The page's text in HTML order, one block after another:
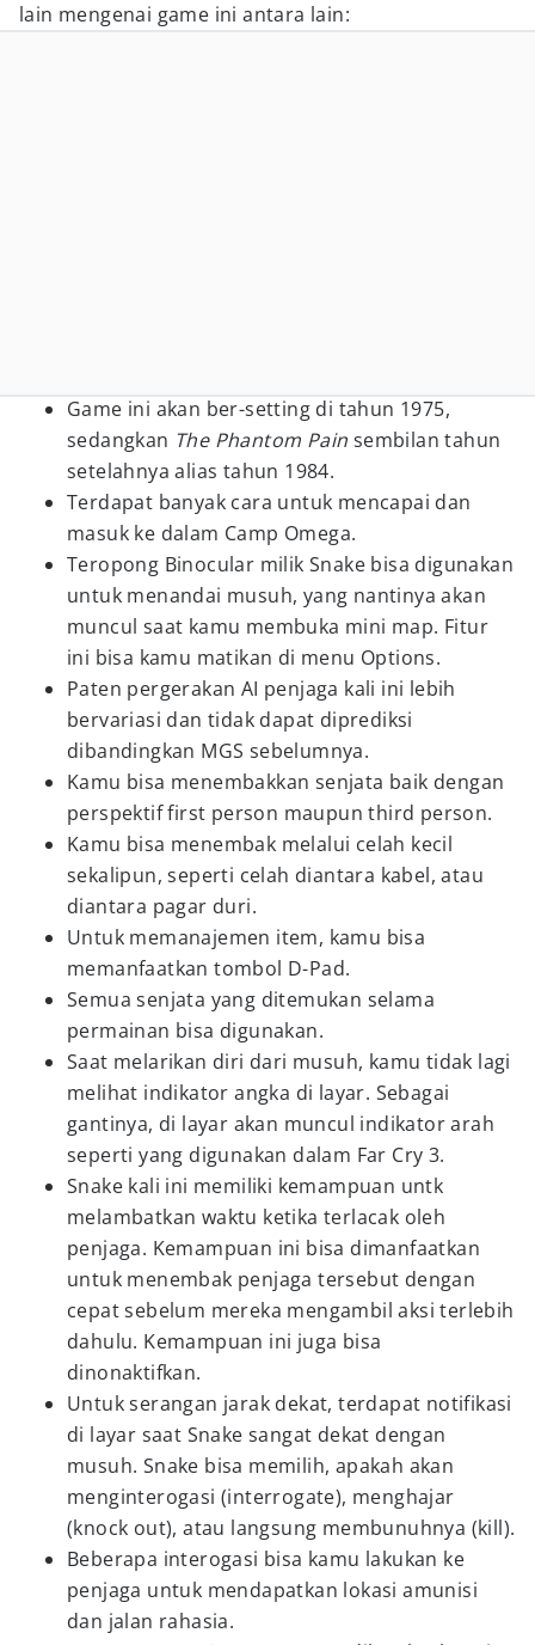
lain mengenai game ini antara lain:
Game ini akan ber-setting di tahun 1975,
sedangkan The Phantom Pain sembilan tahun
setelahnya alias tahun 1984.
Terdapat banyak cara untuk mencapai dan
masuk ke dalam Camp Omega.
Teropong Binocular milik Snake bisa digunakan
untuk menandai musuh, yang nantinya akan
muncul saat kamu membuka mini map. Fitur
ini bisa kamu matikan di menu Options.
Paten pergerakan AI penjaga kali ini lebih
bervariasi dan tidak dapat diprediksi
dibandingkan MGS sebelumnya.
Kamu bisa menembakkan senjata baik dengan
perspektif first person maupun third person.
Kamu bisa menembak melalui celah kecil
sekalipun, seperti celah diantara kabel, atau
diantara pagar duri.
Untuk memanajemen item, kamu bisa
memanfaatkan tombol D-Pad.
Semua senjata yang ditemukan selama
permainan bisa digunakan.
Saat melarikan diri dari musuh, kamu tidak lagi
melihat indikator angka di layar. Sebagai
gantinya, di layar akan muncul indikator arah
seperti yang digunakan dalam Far Cry 3.
Snake kali ini memiliki kemampuan untk
melambatkan waktu ketika terlacak oleh
penjaga. Kemampuan ini bisa dimanfaatkan
untuk menembak penjaga tersebut dengan
cepat sebelum mereka mengambil aksi terlebih
dahulu. Kemampuan ini juga bisa
dinonaktifkan.
Untuk serangan jarak dekat, terdapat notifikasi
di layar saat Snake sangat dekat dengan
musuh. Snake bisa memilih, apakah akan
menginterogasi (interrogate), menghajar
(knock out), atau langsung membunuhnya (kill).
Beberapa interogasi bisa kamu lakukan ke
penjaga untuk mendapatkan lokasi amunisi
dan jalan rahasia.